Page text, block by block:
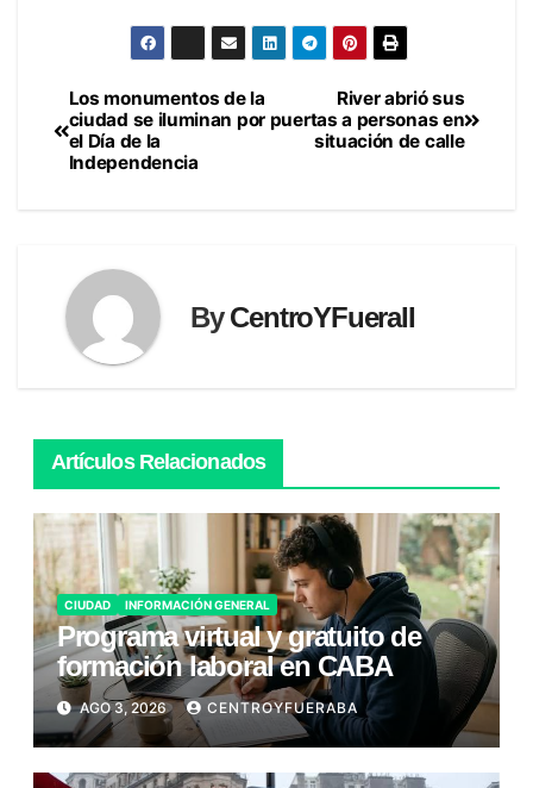
Navegación
de
River abrió sus
puertas a personas en
situación de calle
Los monumentos de la
ciudad se iluminan por
el Día de la
Independencia
ByCentroYFueraII
Artículos Relacionados
CIUDAD INFORMACIÓN GENERAL
Programa virtual y gratuito de
formación laboral en CABA
AGO 3, 2026 CENTROYFUERABA